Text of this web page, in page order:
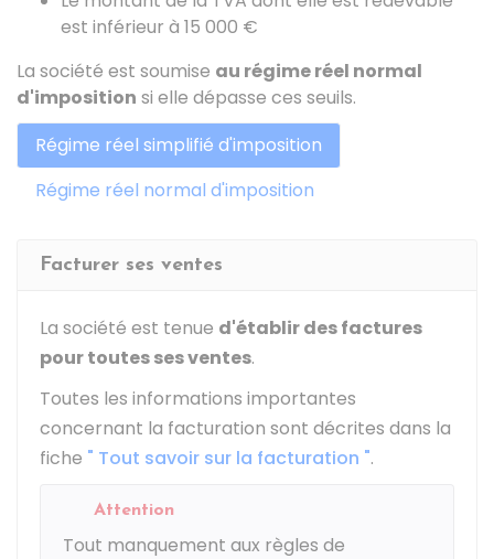
est inférieur à 15 000 €
La société est soumise au régime réel normal
d'imposition si elle dépasse ces seuils.
Régime réel simplifié d'imposition
Régime réel normal d'imposition
Facturer ses ventes
La société est tenue d'établir des factures
pour toutes ses ventes.
Toutes les informations importantes
concernant la facturation sont décrites dans la
fiche " Tout savoir sur la facturation ".
Attention
Tout manquement aux règles de